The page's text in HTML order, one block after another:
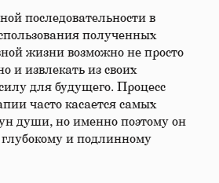
последовательности в
полученных
жизни возможно не просто
и извлекать из своих
для будущего. Процесс
часто касается самых
души, но именно поэтому он
глубокому и подлинному